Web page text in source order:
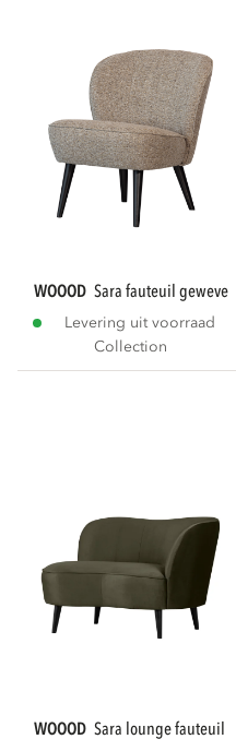
WOOOD sara fauteuil
Levering uit voorraad
Collection
WOOOD sara lounge fauteuil